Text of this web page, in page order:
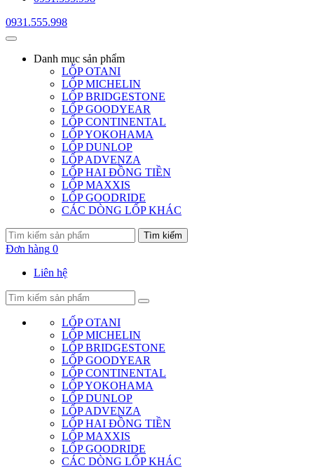
0931.555.998
Danh mục sản phẩm
LỐP OTANI
LỐP MICHELIN
LỐP BRIDGESTONE
LỐP GOODYEAR
LỐP CONTINENTAL
LỐP YOKOHAMA
LỐP DUNLOP
LỐP ADVENZA
LỐP HAI ĐỒNG TIỀN
LỐP MAXXIS
LỐP GOODRIDE
CÁC DÒNG LỐP KHÁC
Tìm kiếm
Đơn hàng 0
Liên hệ
LỐP OTANI
LỐP MICHELIN
LỐP BRIDGESTONE
LỐP GOODYEAR
LỐP CONTINENTAL
LỐP YOKOHAMA
LỐP DUNLOP
LỐP ADVENZA
LỐP HAI ĐỒNG TIỀN
LỐP MAXXIS
LỐP GOODRIDE
CÁC DÒNG LỐP KHÁC